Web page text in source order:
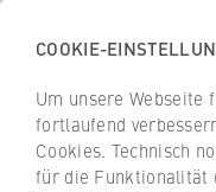
Zurück
Startseite
HWR
INa
Institut für
COOKIE-
Um unsere Webseite
fortlaufend
Cookies. Technisch
für die Funktionalität